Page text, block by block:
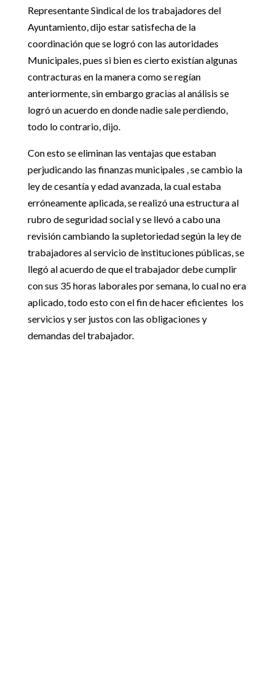
Representante Sindical de los trabajadores del
Ayuntamiento, dijo estar satisfecha de la
coordinación que se logró con las autoridades
Municipales, pues si bien es cierto existían algunas
contracturas en la manera como se regían
anteriormente, sin embargo gracias al análisis se
logró un acuerdo en donde nadie sale perdiendo,
todo lo contrario, dijo.
Con esto se eliminan las ventajas que estaban
perjudicando las finanzas municipales , se cambio la
ley de cesantía y edad avanzada, la cual estaba
erróneamente aplicada, se realizó una estructura al
rubro de seguridad social y se llevó a cabo una
revisión cambiando la supletoriedad según la ley de
trabajadores al servicio de instituciones públicas, se
llegó al acuerdo de que el trabajador debe cumplir
con sus 35 horas laborales por semana, lo cual no era
aplicado, todo esto con el fin de hacer eficientes los
servicios y ser justos con las obligaciones y
demandas del trabajador.